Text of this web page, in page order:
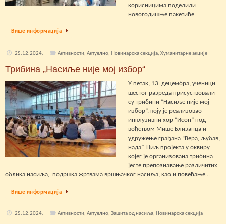
корисницима поделили
новогодишње пакетиће.
Више информација
25.12.2024. Активности,Актуелно,Новинарска секција,Хуманитарне акције
Трибина „Насиље није мој избор“
У петак, 13. децембра, ученици
шестог разреда присуствовали
су трибини “Насиље није мој
избор”, коју је реализовао
инклузивни хор “Исон” под
вођством Мише Близанца и
удружење грађана “Вера, љубав,
нада”. Циљ пројекта у оквиру
којег је организована трибина
јесте препознавање различитих
облика насиља, подршка жртвама вршњачког насиља, као и повећање…
Више информација
25.12.2024. Активности,Актуелно,Зашита од насиља, Новинарска секција